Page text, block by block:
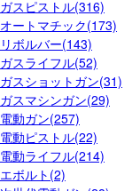
ガスピストル(316)
オートマチック(173)
リボルバー(143)
ガスライフル(52)
ガスショットガン(31)
ガスマシンガン(29)
電動ガン(257)
電動ピストル(22)
電動ライフル(214)
エボルト(2)